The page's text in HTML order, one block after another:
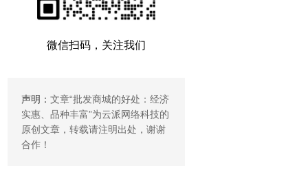
微信扫码，关注我们
声明：文章“批发商城的好处：经济
实惠、品种丰富”为云派网络科技的
原创文章，转载请注明出处，谢谢
合作！